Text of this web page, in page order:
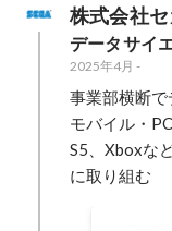
株式会社
データサイ
2025年4月 -
事業部横断
モバイル・
S5、Xboxな